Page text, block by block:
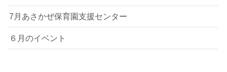
7月あさかぜ保育園支援センター
６月のイベント